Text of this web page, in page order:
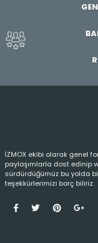
İZMOX ekibi olarak genel
paylaşımlarla dost edinip
sürdürdüğümüz bu yolda
teşekkürlerimizi borç biliriz.